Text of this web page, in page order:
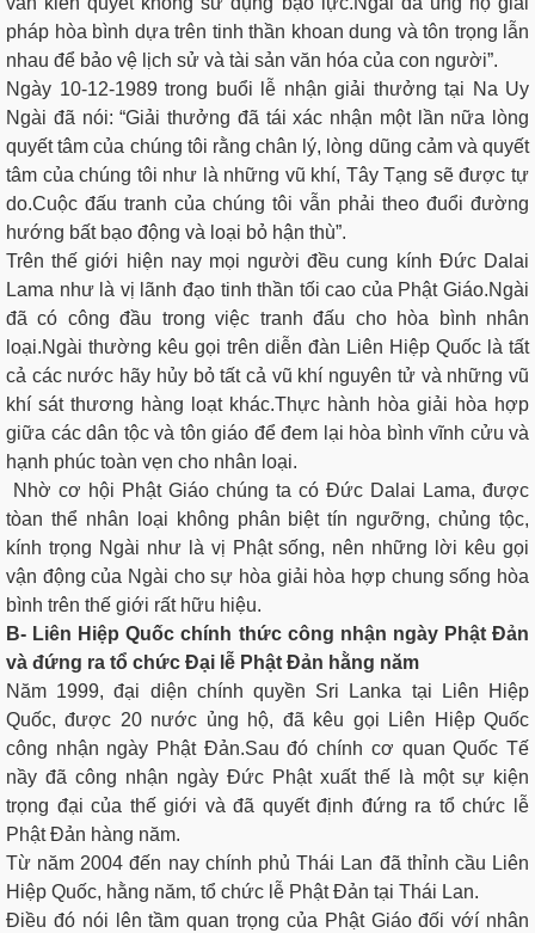
pháp hòa bình dựa trên tinh thần khoan dung và tôn trọng lẫn
nhau để bảo vệ lịch sử và tài sản văn hóa của con người”.
Ngày 10-12-1989 trong buổi lễ nhận giải thưởng tại Na Uy
Ngài đã nói: “Giải thưởng đã tái xác nhận một lần nữa lòng
quyết tâm của chúng tôi rằng chân lý, lòng dũng cảm và quyết
tâm của chúng tôi như là những vũ khí, Tây Tạng sẽ được tự
do.Cuộc đấu tranh của chúng tôi vẫn phải theo đuổi đường
hướng bất bạo động và loại bỏ hận thù”.
Trên thế giới hiện nay mọi người đều cung kính Đức Dalai
Lama như là vị lãnh đạo tinh thần tối cao của Phật Giáo.Ngài
đã có công đầu trong việc tranh đấu cho hòa bình nhân
loại.Ngài thường kêu gọi trên diễn đàn Liên Hiệp Quốc là tất
cả các nước hãy hủy bỏ tất cả vũ khí nguyên tử và những vũ
khí sát thương hàng loạt khác.Thực hành hòa giải hòa hợp
giữa các dân tộc và tôn giáo để đem lại hòa bình vĩnh cửu và
hạnh phúc toàn vẹn cho nhân loại.
Nhờ cơ hội Phật Giáo chúng ta có Đức Dalai Lama, được
tòan thể nhân loại không phân biệt tín ngưỡng, chủng tộc,
kính trọng Ngài như là vị Phật sống, nên những lời kêu gọi
vận động của Ngài cho sự hòa giải hòa hợp chung sống hòa
bình trên thế giới rất hữu hiệu.
B- Liên Hiệp Quốc chính thức công nhận ngày Phật Đản
và đứng ra tổ chức Đại lễ Phật Đản hằng năm
Năm 1999, đại diện chính quyền Sri Lanka tại Liên Hiệp
Quốc, được 20 nước ủng hộ, đã kêu gọi Liên Hiệp Quốc
công nhận ngày Phật Đản.Sau đó chính cơ quan Quốc Tế
nầy đã công nhận ngày Đức Phật xuất thế là một sự kiện
trọng đại của thế giới và đã quyết định đứng ra tổ chức lễ
Phật Đản hàng năm.
Từ năm 2004 đến nay chính phủ Thái Lan đã thỉnh cầu Liên
Hiệp Quốc, hằng năm, tổ chức lễ Phật Đản tại Thái Lan.
Điều đó nói lên tầm quan trọng của Phật Giáo đối vớí nhân